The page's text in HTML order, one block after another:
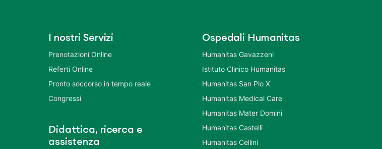
I nostri Servizi
Prenotazioni Online
Referti Online
Pronto soccorso in tempo reale
Congressi
Didattica, ricerca e
assistenza
Ospedali Humanitas
Humanitas Gavazzeni
Istituto Clinico Humanitas
Humanitas San Pio X
Humanitas Medical Care
Humanitas Mater Domini
Humanitas Castelli
Humanitas Cellini